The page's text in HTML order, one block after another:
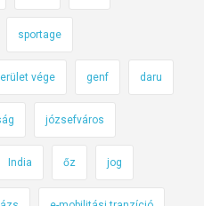
sportage
vége genf daru
józsefváros
India őz jog